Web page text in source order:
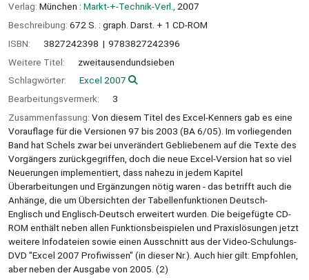
Verlag: München : Markt-+-Technik-Verl.,
2007
Beschreibung: 672 S. : graph. Darst. + 1 CD-ROM
ISBN:
3827242398
9783827242396
Weitere Titel:
zweitausendundsieben
Schlagwörter:
Excel 2007
Bearbeitungsvermerk:
3
Zusammenfassung: Von diesem Titel des Excel-Kenners gab es eine
Vorauflage für die Versionen 97 bis 2003 (BA 6/05). Im vorliegenden
Band hat Schels zwar bei unverändert Gebliebenem auf die Texte des
Vorgängers zurückgegriffen, doch die neue Excel-Version hat so viel
Neuerungen implementiert, dass nahezu in jedem Kapitel
Überarbeitungen und Ergänzungen nötig waren - das betrifft auch die
Anhänge, die um Übersichten der Tabellenfunktionen Deutsch-
Englisch und Englisch-Deutsch erweitert wurden. Die beigefügte CD-
ROM enthält neben allen Funktionsbeispielen und Praxislösungen jetzt
weitere Infodateien sowie einen Ausschnitt aus der Video-Schulungs-
DVD "Excel 2007 Profiwissen" (in dieser Nr.). Auch hier gilt: Empfohlen,
aber neben der Ausgabe von 2005. (2)